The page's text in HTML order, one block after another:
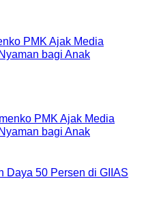
PMK Ajak Media
bagi Anak
Daya 50 Persen di GIIAS